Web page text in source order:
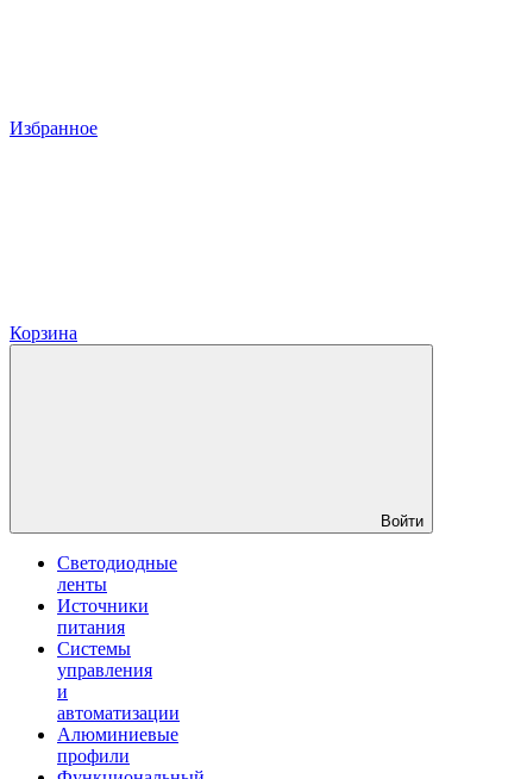
Избранное
Корзина
Войти
Светодиодные
ленты
Источники
питания
Системы
управления
и
автоматизации
Алюминиевые
профили